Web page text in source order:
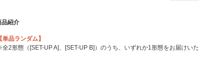
品紹介
【単品ランダム】
2形態（[SET-UP A]、[SET-UP B]）のうち、いずれか1形態をお届けいた